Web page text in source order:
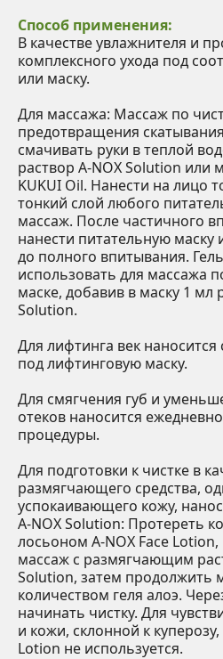
Способ применения:
В качестве увлажнителя и
комплексного ухода под
или маску.
Для массажа: Массаж по
предотвращения
смачивать руки в теплой
раствор A-NOX Solution или
KUKUI Oil. Нанести на лицо
тонкий слой любого
массаж. После частичного
нанести питательную
до полного впитывания.
использовать для массажа
маске, добавив в маску 1 мл
Solution.
Для лифтинга век наносится
под лифтинговую маску.
Для смягчения губ и
отеков наносится
процедуры.
Для подготовки к чистке в
размягчающего средства,
успокаивающего кожу,
A-NOX Solution: Протереть
лосьоном A-NOX Face Lotion,
массаж с размягчающим
Solution, затем продолжить
количеством геля алоэ.
начинать чистку. Для
и кожи, склонной к
Lotion не используется.